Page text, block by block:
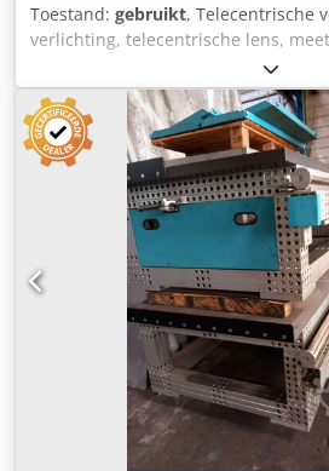
Toestand: gebruikt, Telecentrische
verlichting, telecentrische lens,
camera -Fabrikant: Basler Vision
camera met telecentrische lens -
piA2400-17gm -Lens: Type vicotar
Ahoutuwbjmof -Totale afmetingen: Ø
Gewicht: 1,2 kg